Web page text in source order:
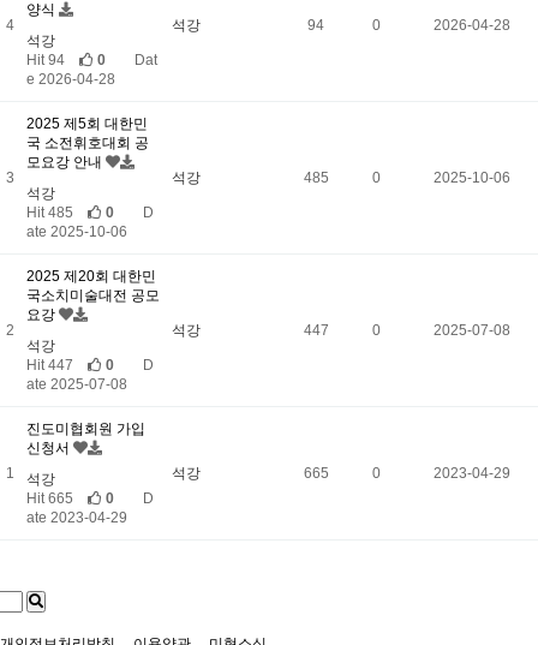
4
양식
석강
Hit 94
0
Dat
e 2026-04-28
석강 94 0 2026-04-28
3
2025 제5회 대한민
국 소전휘호대회 공
모요강 안내
석강
Hit 485
0
D
ate 2025-10-06
석강 485 0 2025-10-06
2
2025 제20회 대한민
국소치미술대전 공모
요강
석강
Hit 447
0
D
ate 2025-07-08
석강 447 0 2025-07-08
1
진도미협회원 가입
신청서
석강
Hit 665
0
D
ate 2023-04-29
석강 665 0 2023-04-29